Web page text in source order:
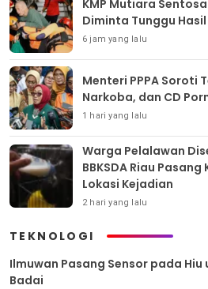
KMP Mutiara
Diminta Tunggu
6 jam yang lalu
Menteri PPPA Soroti
Narkoba, dan CD
1 hari yang lalu
Warga Pelalawan
BBKSDA Riau
Lokasi Kejadian
2 hari yang lalu
TEKNOLOGI
Ilmuwan Pasang Sensor pada
Badai